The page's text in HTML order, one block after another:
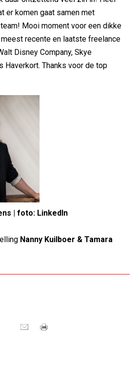
er komen gaat samen met
Mooi moment voor een dikke
recente en laatste freelance
Disney Company, Skye
Haverkort. Thanks voor de top
| foto: LinkedIn
Nanny Kuilboer & Tamara